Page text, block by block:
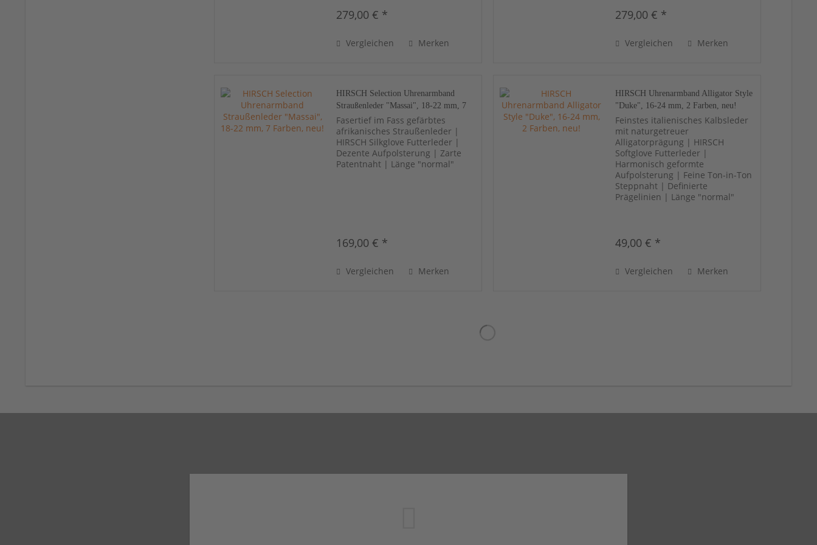
279,00 € *
Vergleichen Merken
279,00 € *
Vergleichen Merken
HIRSCH Selection Uhrenarmband
Straußenleder "Massai", 18-22 mm, 7
Farben, neu!
Fasertief im Fass gefärbtes
afrikanisches Straußenleder |
HIRSCH Silkglove Futterleder |
Dezente Aufpolsterung | Zarte
Patentnaht | Länge "normal"
169,00 € *
Vergleichen Merken
HIRSCH Uhrenarmband Alligator Style
"Duke", 16-24 mm, 2 Farben, neu!
Feinstes italienisches Kalbsleder
mit naturgetreuer
Alligatorprägung | HIRSCH
Softglove Futterleder |
Harmonisch geformte
Aufpolsterung | Feine Ton-in-Ton
Steppnaht | Definierte
Prägelinien | Länge "normal"
49,00 € *
Vergleichen Merken